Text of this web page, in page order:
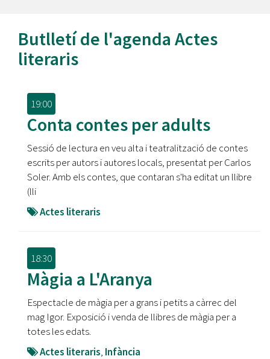
Butlletí de l'agenda Actes
literaris
19:00
Conta contes per adults
Sessió de lectura en veu alta i teatralització de contes
escrits per autors i autores locals, presentat per Carlos
Soler. Amb els contes, que contaran s'ha editat un llibre
(lli
Actes literaris
18:30
Màgia a L'Aranya
Espectacle de màgia per a grans i petits a càrrec del
mag Igor. Exposició i venda de llibres de màgia per a
totes les edats.
Actes literaris, Infància